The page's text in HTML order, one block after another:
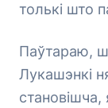
толькі што
Паўтараю,
Лукашэнкі